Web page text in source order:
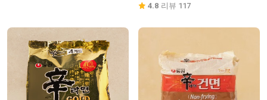
4.8 리뷰 117